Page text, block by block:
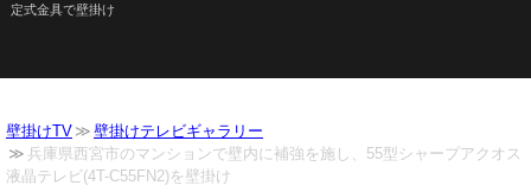
定式金具で壁掛け
壁掛けTV
壁掛けテレビギャラリー
兵庫県西宮市のマンションで壁内に補強を施し、55型シャープアクオス
液晶テレビ(4T-C55FN2)を壁掛け